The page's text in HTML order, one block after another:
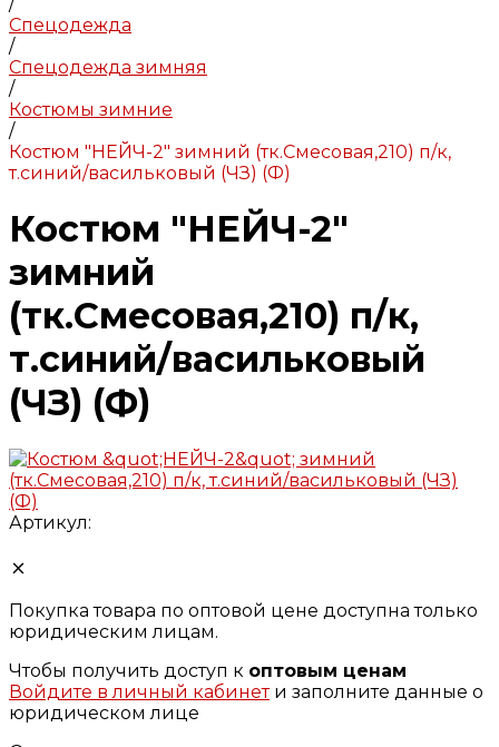
Спецодежда
/
Спецодежда зимняя
/
Костюмы зимние
/
Костюм "НЕЙЧ-2" зимний (тк.Смесовая,210) п/к,
т.синий/васильковый (ЧЗ) (Ф)
Костюм "НЕЙЧ-2"
зимний
(тк.Смесовая,210) п/к,
т.синий/васильковый
(ЧЗ) (Ф)
Артикул:
Покупка товара по оптовой цене доступна только
юридическим лицам.
Чтобы получить доступ к оптовым ценам
Войдите в личный кабинети заполните данные о
юридическом лице